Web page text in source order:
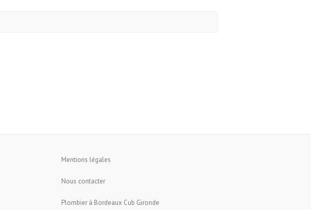
Mentions légales
Nous contacter
Plombier à Bordeaux Cub Gironde